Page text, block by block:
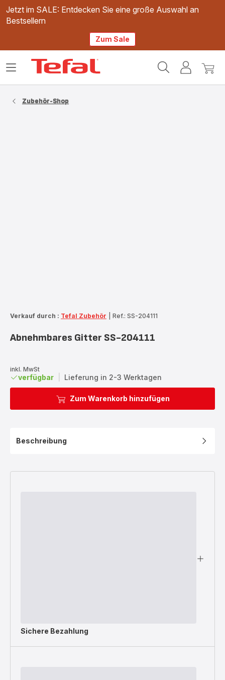
Jetzt im SALE: Entdecken Sie eine große Auswahl an
Bestsellern
Zum Sale
Mein
Mein
Das
Zubehör-Shop
Verkauf durch : Tefal Zubehör Ref.: SS-204111
Abnehmbares Gitter SS-204111
inkl. MwSt
verfügbar Lieferung in 2-3 Werktagen
Zum Warenkorb hinzufügen
Beschreibung
Sichere Bezahlung